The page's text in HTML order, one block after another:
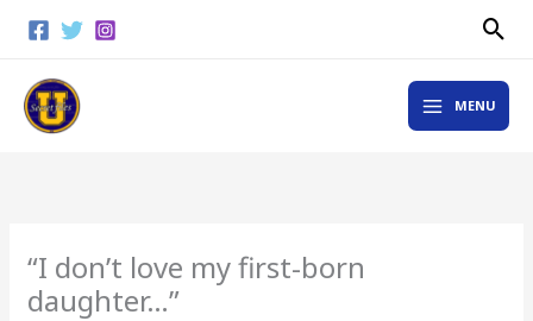
content
MAIN
MENU
MENU
“I don’t love my first-born
daughter…”